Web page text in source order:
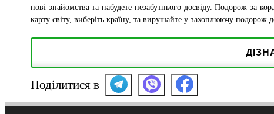
нові знайомства та набудете незабутнього досвіду. Подорож за
карту світу, виберіть країну, та вирушайте у захоплюючу
Поділитися в